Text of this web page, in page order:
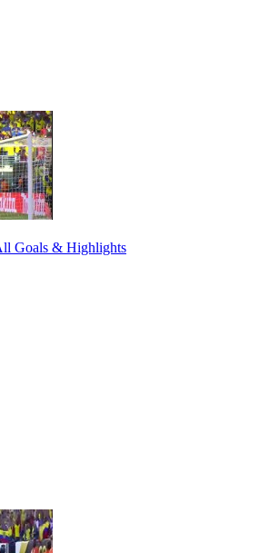
Goals & Highlights